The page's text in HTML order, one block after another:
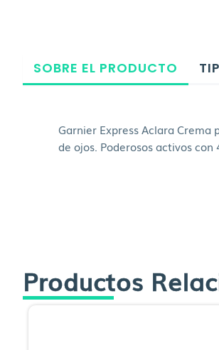
SOBRE EL PRODUCTO
Garnier Express Aclara
de ojos. Poderosos activos
Productos